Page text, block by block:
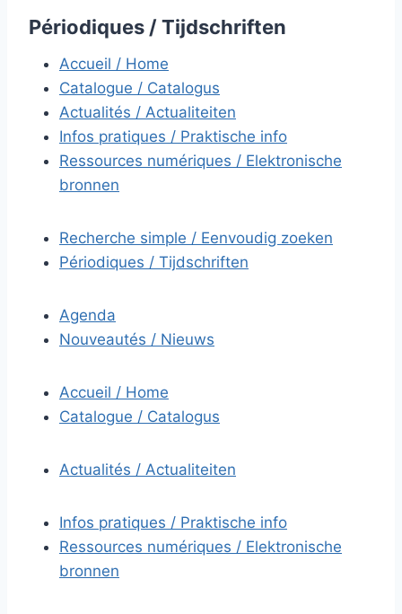
Périodiques / Tijdschriften
Accueil / Home
Catalogue / Catalogus
Actualités / Actualiteiten
Infos pratiques / Praktische info
Ressources numériques / Elektronische
bronnen
Recherche simple / Eenvoudig zoeken
Périodiques / Tijdschriften
Agenda
Nouveautés / Nieuws
Accueil / Home
Catalogue / Catalogus
Actualités / Actualiteiten
Infos pratiques / Praktische info
Ressources numériques / Elektronische
bronnen